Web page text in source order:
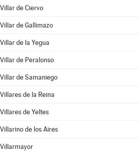
Villar de Ciervo
Villar de Gallimazo
Villar de la Yegua
Villar de Peralonso
Villar de Samaniego
Villares de la Reina
Villares de Yeltes
Villarino de los Aires
Villarmayor